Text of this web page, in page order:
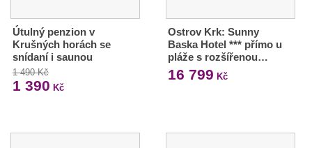
Útulný penzion v
Krušných horách se
snídaní i saunou
1 490 Kč
1 390 Kč
Ostrov Krk: Sunny
Baska Hotel *** přímo u
pláže s rozšířenou…
16 799 Kč